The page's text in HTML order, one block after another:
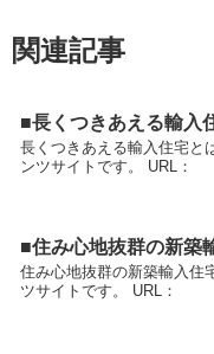
関連記事
■長くつきあえる輸入
長くつきあえる輸入住宅と
ンツサイトです。 URL：
■住み心地抜群の新築
住み心地抜群の新築輸入住
ツサイトです。 URL：